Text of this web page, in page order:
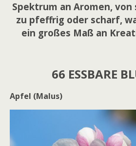
Spektrum an Aromen, von
zu pfeffrig oder scharf,
ein großes Maß an
66 ESSBARE
Apfel (Malus)